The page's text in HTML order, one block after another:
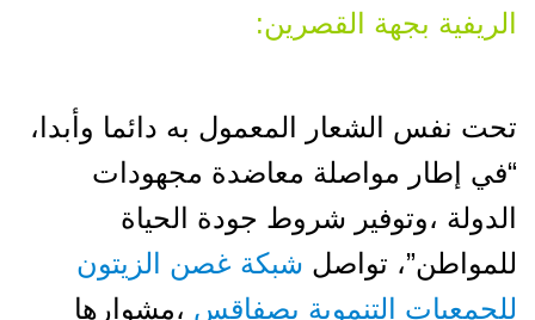
الريفية بجهة القصرين:
تحت نفس الشعار المعمول به دائما وأبدا،
“في إطار مواصلة معاضدة مجهودات
الدولة ،وتوفير شروط جودة الحياة
للمواطن”، تواصل شبكة غصن الزيتون
للجمعيات التنموية بصفاقس ،مشوارها